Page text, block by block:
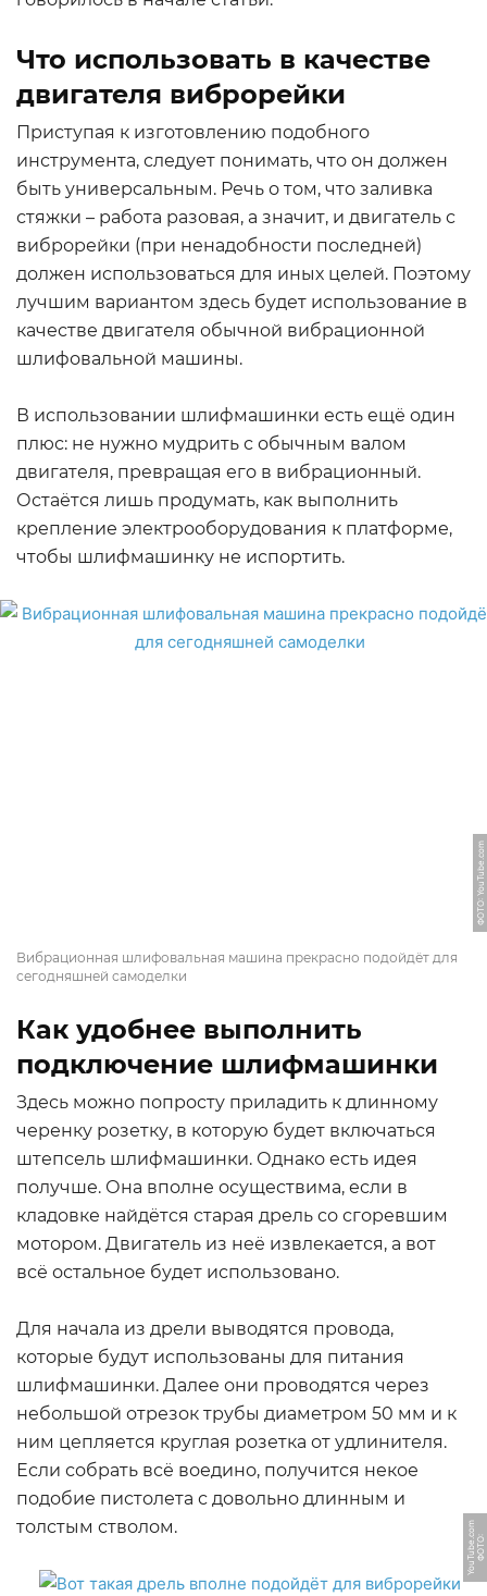
Что использовать в качестве
двигателя виброрейки
Приступая к изготовлению подобного
инструмента, следует понимать, что он должен
быть универсальным. Речь о том, что заливка
стяжки – работа разовая, а значит, и двигатель с
виброрейки (при ненадобности последней)
должен использоваться для иных целей. Поэтому
лучшим вариантом здесь будет использование в
качестве двигателя обычной вибрационной
шлифовальной машины.
В использовании шлифмашинки есть ещё один
плюс: не нужно мудрить с обычным валом
двигателя, превращая его в вибрационный.
Остаётся лишь продумать, как выполнить
крепление электрооборудования к платформе,
чтобы шлифмашинку не испортить.
ФОТО: YouTube.com
Вибрационная шлифовальная машина прекрасно подойдёт для
сегодняшней самоделки
Как удобнее выполнить
подключение шлифмашинки
Здесь можно попросту приладить к длинному
черенку розетку, в которую будет включаться
штепсель шлифмашинки. Однако есть идея
получше. Она вполне осуществима, если в
кладовке найдётся старая дрель со сгоревшим
мотором. Двигатель из неё извлекается, а вот
всё остальное будет использовано.
Для начала из дрели выводятся провода,
которые будут использованы для питания
шлифмашинки. Далее они проводятся через
небольшой отрезок трубы диаметром 50 мм и к
ним цепляется круглая розетка от удлинителя.
Если собрать всё воедино, получится некое
подобие пистолета с довольно длинным и
толстым стволом.
Ф
О
Т
О:
Y
o
u
T
u
b
e.
c
o
m